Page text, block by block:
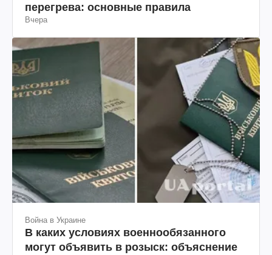
перегрева: основные правила
Вчера
Война в Украине
В каких условиях военнообязанного
могут объявить в розыск: объяснение